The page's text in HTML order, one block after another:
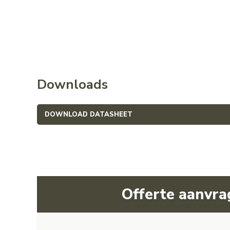
Downloads
DOWNLOAD DATASHEET
Offerte